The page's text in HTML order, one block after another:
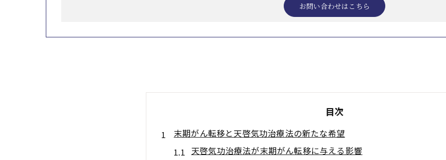
お問い合わせはこちら
目次
末期がん転移と天啓気功治療法の新たな希望
天啓気功治療法が末期がん転移に与える影響